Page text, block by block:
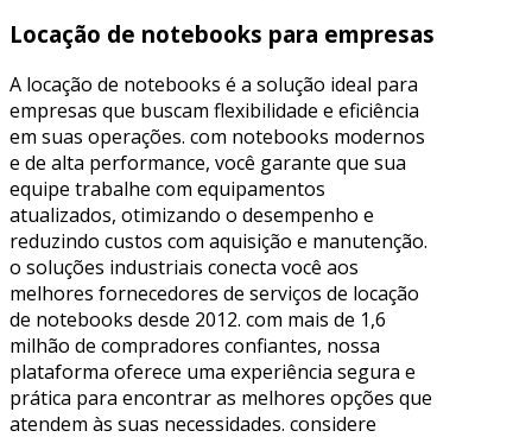
Locação de notebooks para empresas
A locação de notebooks é a solução ideal para
empresas que buscam flexibilidade e eficiência
em suas operações. com notebooks modernos
e de alta performance, você garante que sua
equipe trabalhe com equipamentos
atualizados, otimizando o desempenho e
reduzindo custos com aquisição e manutenção.
o soluções industriais conecta você aos
melhores fornecedores de serviços de locação
de notebooks desde 2012. com mais de 1,6
milhão de compradores confiantes, nossa
plataforma oferece uma experiência segura e
prática para encontrar as melhores opções que
atendem às suas necessidades. considere